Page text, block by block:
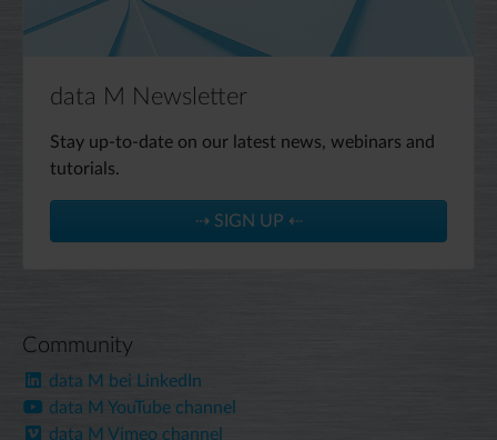
data M Newsletter
Stay up-to-date on our latest news, webinars and
tutorials.
⇢ SIGN UP ⇠
Community
data M bei LinkedIn
data M YouTube channel
data M Vimeo channel